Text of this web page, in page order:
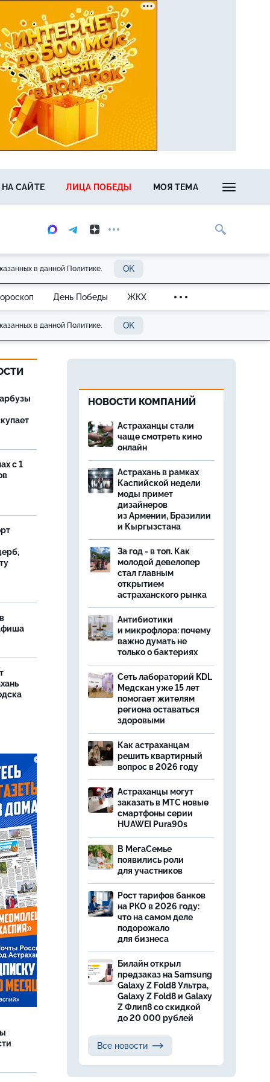
НА САЙТЕ ЛИЦА ПОБЕДЫ МОЯ ТЕМА
в данной Политике. OK
День Победы ЖКХ
в данной Политике. OK
с 1
НОВОСТИ КОМПАНИЙ
Астраханцы стали
чаще смотреть кино
онлайн
Астрахань в рамках
Каспийской недели
моды примет
дизайнеров
из Армении, Бразилии
и Кыргызстана
За год - в топ. Как
молодой девелопер
стал главным
открытием
астраханского рынка
Антибиотики
и микрофлора: почему
важно думать не
только о бактериях
Сеть лабораторий KDL
Медскан уже 15 лет
помогает жителям
региона оставаться
здоровыми
Как астраханцам
решить квартирный
вопрос в 2026 году
Астраханцы могут
заказать в МТС новые
смартфоны серии
HUAWEI Pura90s
В МегаСемье
появились роли
для участников
Рост тарифов банков
на РКО в 2026 году:
что на самом деле
подорожало
для бизнеса
Билайн открыл
предзаказ на Samsung
Galaxy Z Fold8 Ультра,
Galaxy Z Fold8 и Galaxy
Z Флип8 со скидкой
до 20 000 рублей
Все новости